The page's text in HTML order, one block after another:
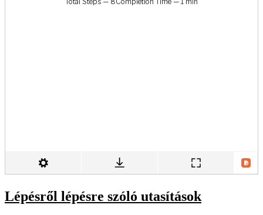
Lépésről lépésre szóló utasítások